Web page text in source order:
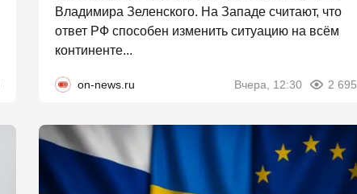
Владимира Зеленского. На Западе считают, что
ответ РФ способен изменить ситуацию на всём
континенте...
on-news.ru Вчера, 12:30 2 695